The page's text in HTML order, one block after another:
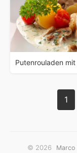
Putenrouladen
1
© 2026 Marco